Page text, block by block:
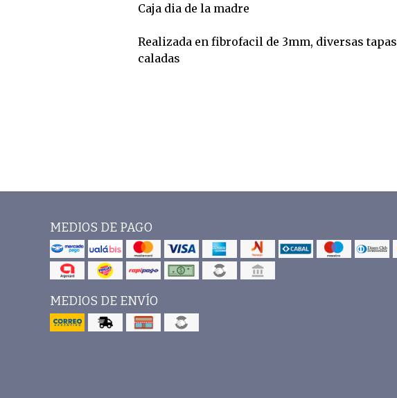
Caja dia de la madre
Realizada en fibrofacil de 3mm, diversas tapas
caladas
MEDIOS DE PAGO
MEDIOS DE ENVÍO